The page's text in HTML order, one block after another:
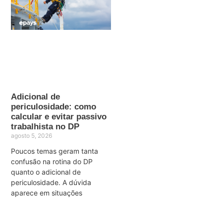
Adicional de
periculosidade: como
calcular e evitar passivo
trabalhista no DP
agosto 5, 2026
Poucos temas geram tanta
confusão na rotina do DP
quanto o adicional de
periculosidade. A dúvida
aparece em situações